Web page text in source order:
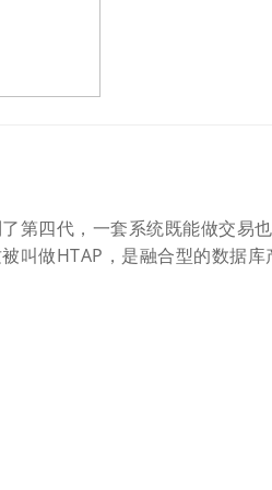
第四代，一套系统既能做交易
叫做HTAP，是融合型的数据